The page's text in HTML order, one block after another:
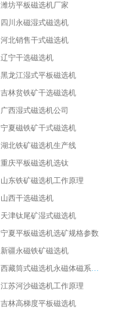
潍坊平板磁选机厂家
四川永磁湿式磁选机
河北销售干式磁选机
辽宁干选磁选机
黑龙江湿式平板磁选机
吉林贫铁矿干选磁选机
广西湿式磁选机公司
宁夏磁铁矿干式磁选机
湖北铁矿磁选机生产线
重庆平板磁选机选钛
山东铁矿磁选机工作原理
山西干选磁选机
天津钛尾矿湿式磁选机
宁夏平板磁选机选矿规格参数
新疆永磁铁矿磁选机
西藏筒式磁选机永磁体磁系设计
江苏河沙磁选机工作原理
吉林高梯度平板磁选机